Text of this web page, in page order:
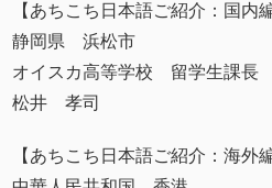
【あちこち日本語ご紹介：国内編
静岡県 浜松市
オイスカ高等学校 留学生課長
松井 孝司
【あちこち日本語ご紹介：海外編